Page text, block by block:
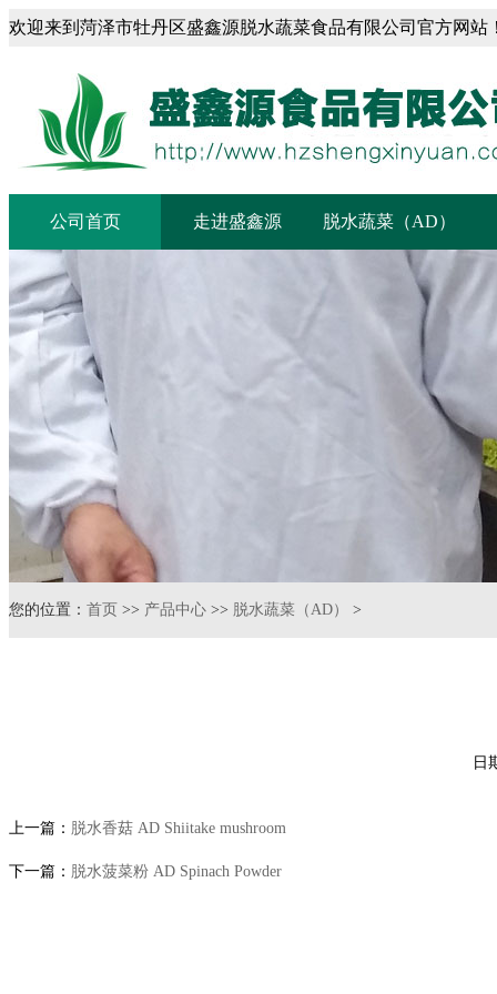
欢迎来到菏泽市牡丹区盛鑫源脱水蔬菜食品有限公司官方网站
菏泽市盛鑫源脱水蔬菜食品有限公司
公司首页 走进盛鑫源 脱水蔬菜（AD）
您的位置： 首页 >> 产品中心 >> 脱水蔬菜（AD） >
日
上一篇： 脱水香菇 AD Shiitake mushroom
下一篇： 脱水菠菜粉 AD Spinach Powder